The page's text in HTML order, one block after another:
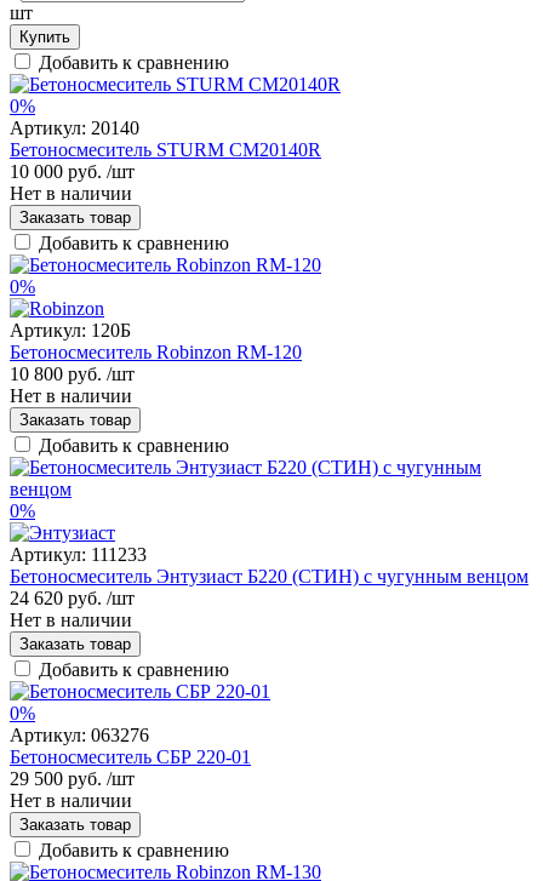
шт
Купить
Добавить к сравнению
0%
Артикул: 20140
Бетоносмеситель STURM CМ20140R
10 000 руб. /шт
Нет в наличии
Заказать товар
Добавить к сравнению
0%
Артикул: 120Б
Бетоносмеситель Robinzon RM-120
10 800 руб. /шт
Нет в наличии
Заказать товар
Добавить к сравнению
0%
Артикул: 111233
Бетоносмеситель Энтузиаст Б220 (СТИН) с чугунным венцом
24 620 руб. /шт
Нет в наличии
Заказать товар
Добавить к сравнению
0%
Артикул: 063276
Бетоносмеситель СБР 220-01
29 500 руб. /шт
Нет в наличии
Заказать товар
Добавить к сравнению